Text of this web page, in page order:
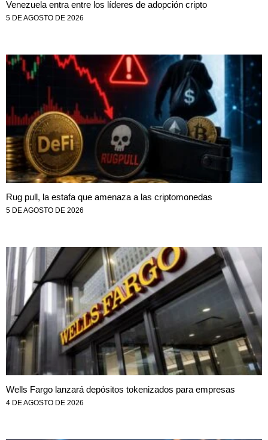
Venezuela entra entre los líderes de adopción cripto
5 DE AGOSTO DE 2026
Rug pull, la estafa que amenaza a las criptomonedas
5 DE AGOSTO DE 2026
Wells Fargo lanzará depósitos tokenizados para empresas
4 DE AGOSTO DE 2026